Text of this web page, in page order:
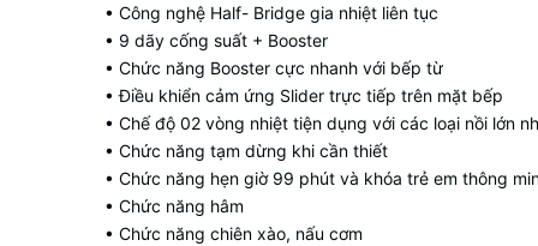
• Công nghệ Half- Bridge gia nhiệt liên tục
• 9 dãy cống suất + Booster
• Chức năng Booster cực nhanh với bếp từ
• Điều khiển cảm ứng Slider trực tiếp trên mặt bếp
• Chế độ 02 vòng nhiệt tiện dụng với các loại nồi lớn
• Chức năng tạm dừng khi cần thiết
• Chức năng hẹn giờ 99 phút và khóa trẻ em thông
• Chức năng hâm
• Chức năng chiên xào, nấu cơm